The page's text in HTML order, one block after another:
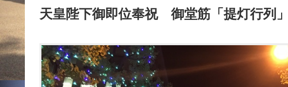
天皇陛下御即位奉祝 御堂筋「提灯行列」